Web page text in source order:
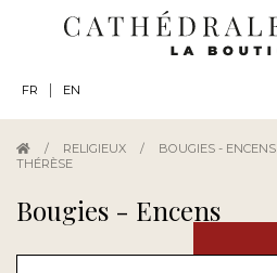
/ RELIGIEUX / BOUGIES - ENCENS
THÉRÈSE
Bougies - Encens
FR EN